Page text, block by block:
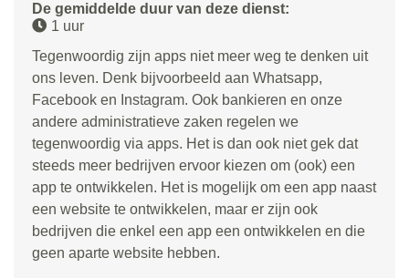
De gemiddelde duur van deze dienst:
1 uur
Tegenwoordig zijn apps niet meer weg te denken uit
ons leven. Denk bijvoorbeeld aan Whatsapp,
Facebook en Instagram. Ook bankieren en onze
andere administratieve zaken regelen we
tegenwoordig via apps. Het is dan ook niet gek dat
steeds meer bedrijven ervoor kiezen om (ook) een
app te ontwikkelen. Het is mogelijk om een app naast
een website te ontwikkelen, maar er zijn ook
bedrijven die enkel een app een ontwikkelen en die
geen aparte website hebben.